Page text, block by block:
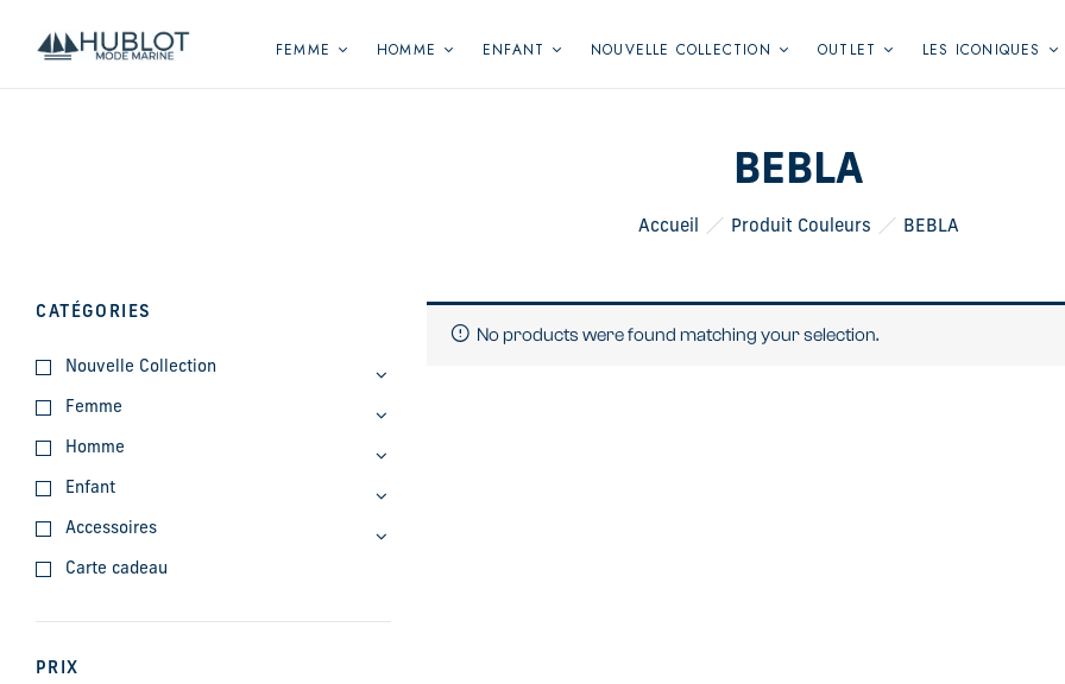
FEMME HOMME ENFANT NOUVELLE COLLECTION OUTLET LES ICONIQUES
BEBLA
Accueil Produit Couleurs BEBLA
CATÉGORIES
Nouvelle Collection
Femme
Homme
Enfant
Accessoires
Carte cadeau
PRIX
No products were found matching your selection.